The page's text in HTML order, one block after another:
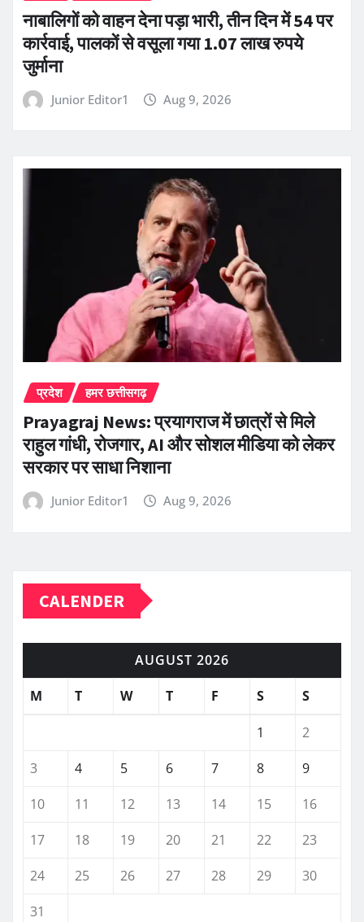
नाबालिगों को वाहन देना पड़ा भारी, तीन दिन में 54 पर
कार्रवाई, पालकों से वसूला गया 1.07 लाख रुपये
जुर्माना
Junior Editor1 Aug 9, 2026
प्रदेश हमर छत्तीसगढ़
Prayagraj News: प्रयागराज में छात्रों से मिले
राहुल गांधी, रोजगार, AI और सोशल मीडिया को लेकर
सरकार पर साधा निशाना
Junior Editor1 Aug 9, 2026
CALENDER
AUGUST 2026
M
T W T F S S
1
2
3
4 5 6 7 8
9
10
11 12 13 14 15
16
17
18 19 20 21 22
23
24
25 26 27 28 29
30
31